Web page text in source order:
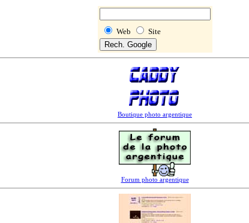
Web Site
Boutique photo argentique
Forum photo argentique